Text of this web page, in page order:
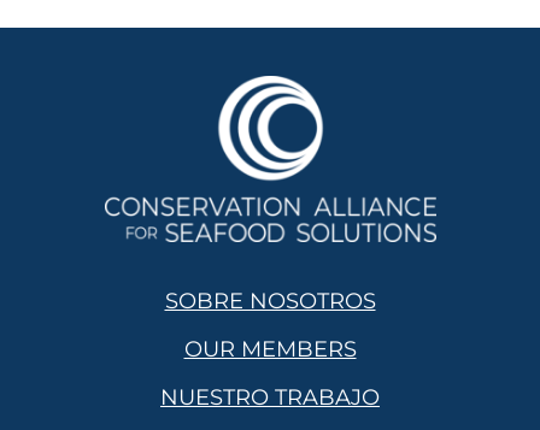
SOBRE NOSOTROS
OUR MEMBERS
NUESTRO TRABAJO